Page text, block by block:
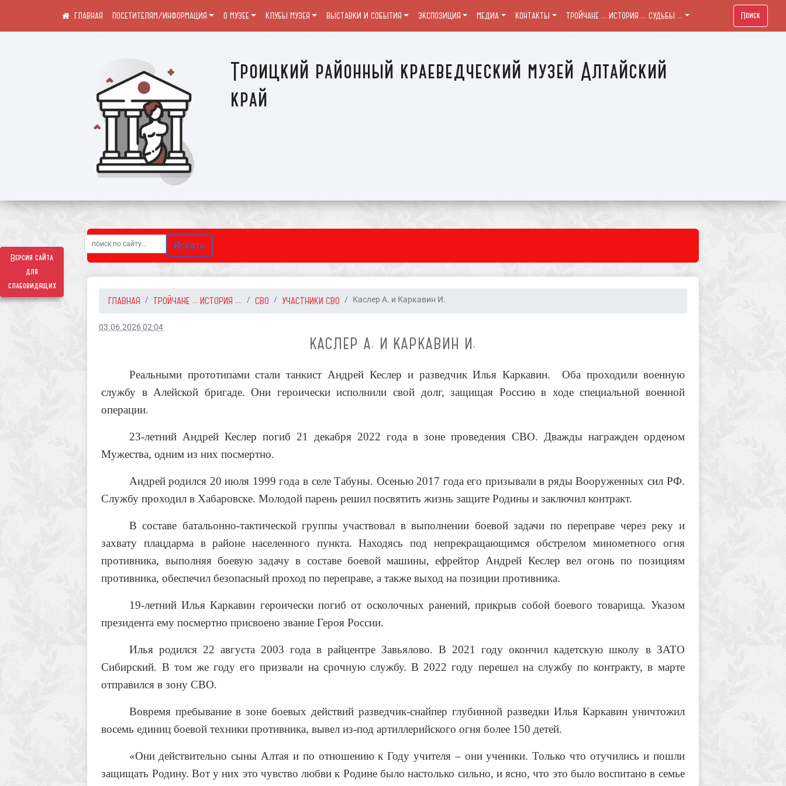
Версия сайта
для
слабовидящих
Троицкий районный краеведческий музей Алтайский
край
ПОСЕТИТЕЛЯМ/ИНФОРМАЦИЯ О МУЗЕЕ КЛУБЫ МУЗЕЯ ВЫСТАВКИ И СОБЫТИЯ ЭКСПОЗИЦИЯ МЕДИА КОНТАКТЫ ТРОЙЧАНЕ ... ИСТОРИЯ ... СУДЬБЫ ... Поиск
Искать
ГЛАВНАЯ ТРОЙЧАНЕ ... ИСТОРИЯ .... СВО УЧАСТНИКИ СВО Каслер А. и Каркавин И.
03.06.2026 02:04
КАСЛЕР А. И КАРКАВИН И.
Реальными прототипами стали танкист Андрей Кеслер и разведчик Илья Каркавин.
Оба проходили военную
службу в Алейской бригаде. Они героически исполнили свой долг, защищая Россию в ходе специальной военной
операции.
23-летний Андрей Кеслер погиб 21 декабря 2022 года в зоне проведения СВО. Дважды награжден орденом
Мужества, одним из них посмертно.
Андрей родился 20 июля 1999 года в селе Табуны. Осенью 2017 года его призывали в ряды Вооруженных сил РФ.
Службу проходил в Хабаровске. Молодой парень решил посвятить жизнь защите Родины и заключил контракт.
В составе батальонно-тактической группы участвовал в выполнении боевой задачи по переправе через реку и
захвату плацдарма в районе населенного пункта. Находясь под непрекращающимся обстрелом минометного огня
противника, выполняя боевую задачу в составе боевой машины, ефрейтор Андрей Кеслер вел огонь по позициям
противника, обеспечил безопасный проход по переправе, а также выход на позиции противника.
19-летний Илья Каркавин героически погиб от осколочных ранений, прикрыв собой боевого товарища. Указом
президента ему посмертно присвоено звание Героя России.
Илья родился 22 августа 2003 года в райцентре Завьялово. В 2021 году окончил кадетскую школу в ЗАТО
Сибирский. В том же году его призвали на срочную службу. В 2022 году перешел на службу по контракту, в марте
отправился в зону СВО.
Вовремя пребывание в зоне боевых действий разведчик-снайпер глубинной разведки Илья Каркавин уничтожил
восемь единиц боевой техники противника, вывел из-под артиллерийского огня более 150 детей.
«Они действительно сыны Алтая и по отношению к Году учителя – они ученики. Только что отучились и пошли
защищать Родину. Вот у них это чувство любви к Родине было настолько сильно, и ясно, что это было воспитано в семье